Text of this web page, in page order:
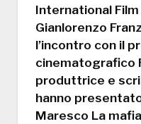
International
Gianlorenzo
l’incontro con il
cinematografico
produttrice e
hanno
Maresco La